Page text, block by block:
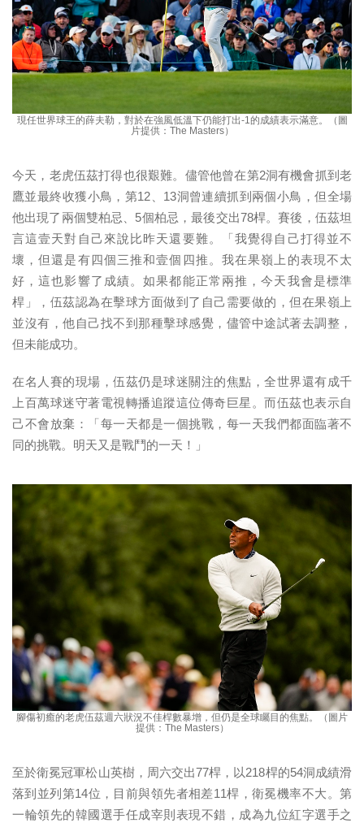
現任世界球王的薛夫勒，對於在強風低溫下仍能打出-1的成績表示滿意。（圖
片提供：The Masters）
今天，老虎伍茲打得也很艱難。儘管他曾在第2洞有機會抓到老
鷹並最終收獲小鳥，第12、13洞曾連續抓到兩個小鳥，但全場
他出現了兩個雙柏忌、5個柏忌，最後交出78桿。賽後，伍茲坦
言這壹天對自己來說比昨天還要難。「我覺得自己打得並不
壞，但還是有四個三推和壹個四推。我在果嶺上的表現不太
好，這也影響了成績。如果都能正常兩推，今天我會是標準
桿」，伍茲認為在擊球方面做到了自己需要做的，但在果嶺上
並沒有，他自己找不到那種擊球感覺，儘管中途試著去調整，
但未能成功。
在名人賽的現場，伍茲仍是球迷關注的焦點，全世界還有成千
上百萬球迷守著電視轉播追蹤這位傳奇巨星。而伍茲也表示自
己不會放棄：「每一天都是一個挑戰，每一天我們都面臨著不
同的挑戰。明天又是戰鬥的一天！」
腳傷初癒的老虎伍茲週六狀況不佳桿數暴增，但仍是全球矚目的焦點。（圖片
提供：The Masters）
至於衛冕冠軍松山英樹，周六交出77桿，以218桿的54洞成績滑
落到並列第14位，目前與領先者相差11桿，衛冕機率不大。第
一輪領先的韓國選手任成宰則表現不錯，成為九位紅字選手之